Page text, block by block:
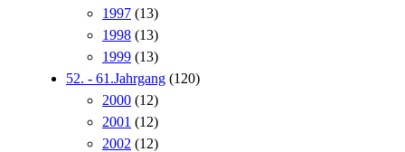
1997 (13)
1998 (13)
1999 (13)
52. - 61.Jahrgang (120)
2000 (12)
2001 (12)
2002 (12)